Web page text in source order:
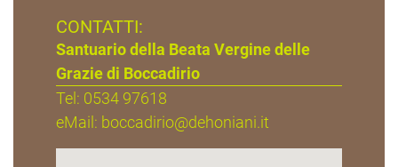
CONTATTI:
Santuario della Beata Vergine delle
Grazie di Boccadirio
Tel: 0534 97618
eMail: boccadirio@dehoniani.it